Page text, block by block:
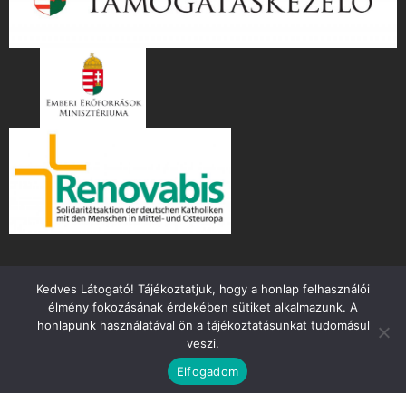
Copyright ©2026 mente.hu
Kedves Látogató! Tájékoztatjuk, hogy a honlap felhasználói
élmény fokozásának érdekében sütiket alkalmazunk. A
honlapunk használatával ön a tájékoztatásunkat tudomásul
veszi.
Elfogadom